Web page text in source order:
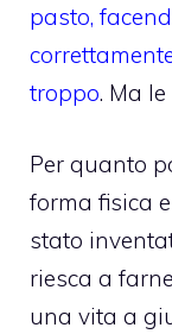
pasto,
troppo. Ma
Per quanto
forma fisica
stato
riesca a
una vita a